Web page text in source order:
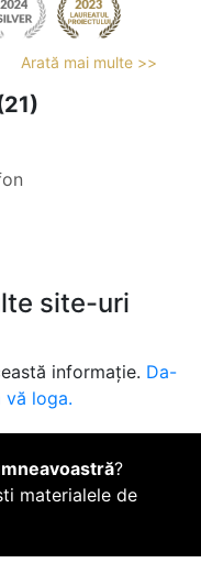
Arată mai multe >>
site-uri
informație. Da-
loga.
?
materialele de